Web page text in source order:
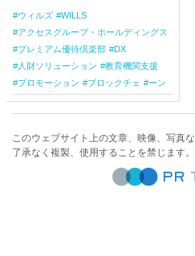
ウィルズ
WILLS
アクセスグループ・ホールディングス
プレミアム優待倶楽部
DX
人財ソリューション
教育機関支援
プロモーション
ブロックチェ ーン
このウェブサイト上の文章、映像、写真
了承なく複製、使用することを禁じます。